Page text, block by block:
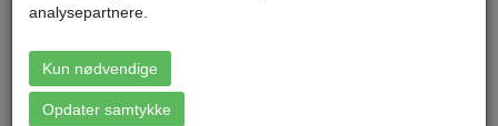
Booking: Krakow - Polens
førende kulturby
analysepartnere.
Kun nødvendige
Opdater samtykke